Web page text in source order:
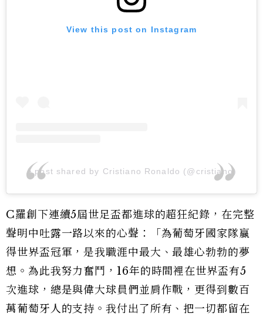
View this post on Instagram
A post shared by Cristiano Ronaldo (@cristiano)
C羅創下連續5屆世足盃都進球的超狂紀錄，在完整
聲明中吐露一路以來的心聲：「為葡萄牙國家隊贏
得世界盃冠軍，是我職涯中最大、最雄心勃勃的夢
想。為此我努力奮鬥，16年的時間裡在世界盃有5
次進球，總是與偉大球員們並肩作戰，更得到數百
萬葡萄牙人的支持。我付出了所有、把一切都留在